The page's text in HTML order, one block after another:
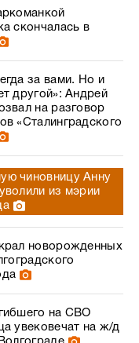
скончалась в
за вами. Но и
другой»: Андрей
на разговор
«Сталинградского
чиновницу Анну
из мэрии
новорожденных
на СВО
увековечат на ж/д